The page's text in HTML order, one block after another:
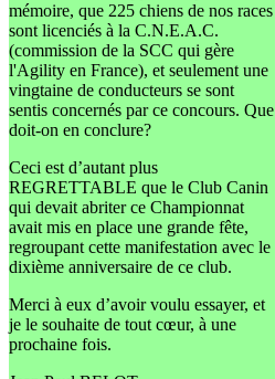
mémoire, que 225 chiens de nos races
sont licenciés à la C.N.E.A.C.
(commission de la SCC qui gère
l'Agility en France), et seulement une
vingtaine de conducteurs se sont
sentis concernés par ce concours. Que
doit-on en conclure?
Ceci est d’autant plus
REGRETTABLE que le Club Canin
qui devait abriter ce Championnat
avait mis en place une grande fête,
regroupant cette manifestation avec le
dixième anniversaire de ce club.
Merci à eux d’avoir voulu essayer, et
je le souhaite de tout cœur, à une
prochaine fois.